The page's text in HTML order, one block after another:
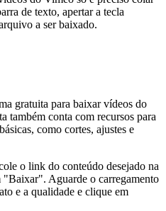
de texto, apertar a tecla
a ser baixado.
gratuita para baixar vídeos do
também conta com recursos para
como cortes, ajustes e
o link do conteúdo desejado na
"Baixar". Aguarde o carregamento
e a qualidade e clique em